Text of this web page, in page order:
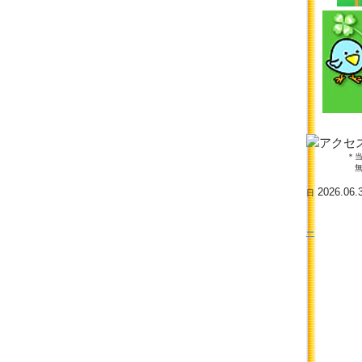
＊当サイト
無断使用
最
日
ー